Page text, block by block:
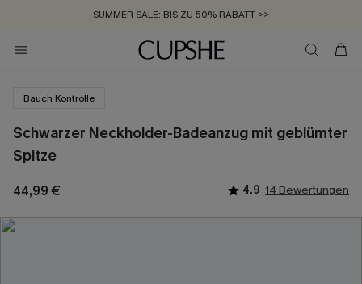
SUMMER SALE: BIS ZU 50% RABATT >>
ZUM NEWSLETTER:BIS ZU -20% EXTRA ERHALTEN
KOSTENLOSER VERSAND AB 89 €
Bauch Kontrolle
Schwarzer Neckholder-Badeanzug mit geblümter
Spitze
44,99 € 4.9 14 Bewertungen